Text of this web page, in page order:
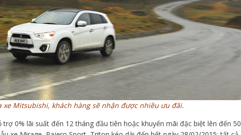
xe Mitsubishi, khách hàng sẽ nhận được nhiều ưu đãi.
trợ 0% lãi suất đến 12 tháng đầu tiên hoặc khuyến mãi đặc biệt lên đến 50